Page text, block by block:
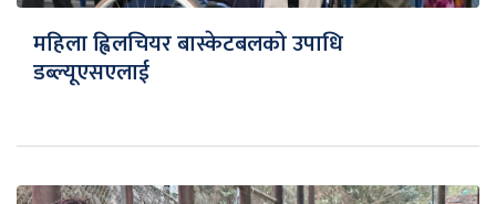
महिला ह्विलचियर बास्केटबलको उपाधि
डब्ल्यूएसएलाई